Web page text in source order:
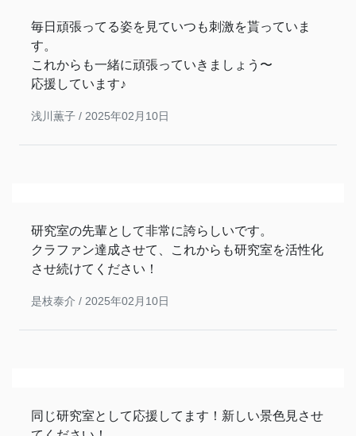
毎日頑張ってる姿を見ていつも刺激を貰っていま
す。
これからも一緒に頑張っていきましょう〜
応援しています♪
浅川薫子 / 2025年02月10日
研究室の先輩として非常に誇らしいです。
クラファン達成させて、これからも研究室を活性化
させ続けてください！
是枝泰介 / 2025年02月10日
同じ研究室として応援してます！新しい景色見させ